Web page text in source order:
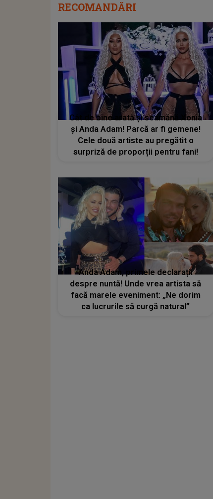
RECOMANDĂRI
Cât de bine arată și seamănă Xonia
și Anda Adam! Parcă ar fi gemene!
Cele două artiste au pregătit o
surpriză de proporții pentru fani!
Anda Adam, primele declarații
despre nuntă! Unde vrea artista să
facă marele eveniment: „Ne dorim
ca lucrurile să curgă natural”